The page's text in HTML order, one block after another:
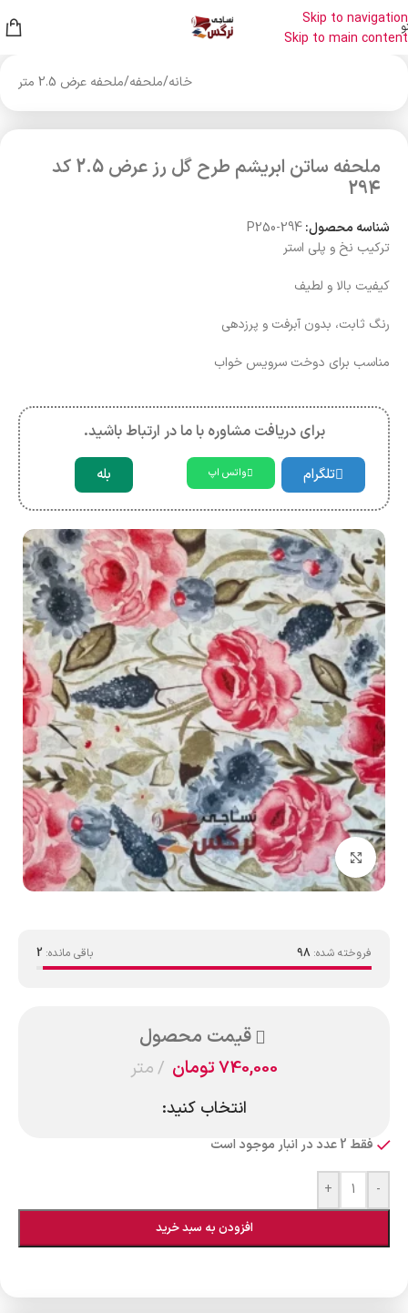
Skip to navigation
Skip to main content
خانه/ملحفه/ملحفه عرض 2.5 متر
ملحفه ساتن ابریشم طرح گل رز عرض 2.5 کد
294
شناسه محصول:P250-294
ترکیب نخ و پلی استر
کیفیت بالا و لطیف
رنگ ثابت، بدون آبرفت و پرزدهی
مناسب برای دوخت سرویس خواب
برای دریافت مشاوره با ما در ارتباط باشید.
تلگرام واتس اپ بله
بزرگنمایی تصویر
فروخته شده: 98 باقی مانده: 2
قیمت محصول
740,000تومان متر
انتخاب کنید:
فقط 2 عدد در انبار موجود است
-
+
افزودن به سبد خرید